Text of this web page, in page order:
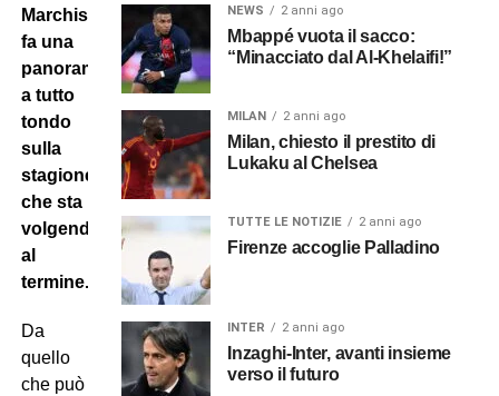
Marchisio
fa una
panoramica
a tutto
tondo
sulla
stagione
che sta
volgendo
al
termine.
Da
quello
che può
NEWS 2 anni ago
Mbappé vuota il sacco:
“Minacciato dal Al-Khelaifi!”
MILAN 2 anni ago
Milan, chiesto il prestito di
Lukaku al Chelsea
TUTTE LE NOTIZIE 2 anni ago
Firenze accoglie Palladino
INTER 2 anni ago
Inzaghi-Inter, avanti insieme
verso il futuro